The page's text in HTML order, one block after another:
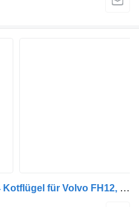
Volvo FH (01.05-) 20372064 Kotflügel für Volvo FH12, FH16, NH12, FH, VNL780 (1993-2014) LKW